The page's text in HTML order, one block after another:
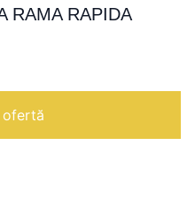
RAMA RAPIDA
ofertă